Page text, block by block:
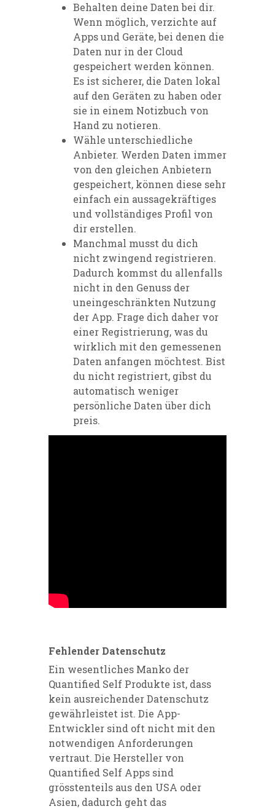
Behalten deine Daten bei dir.
Wenn möglich, verzichte auf
Apps und Geräte, bei denen die
Daten nur in der Cloud
gespeichert werden können.
Es ist sicherer, die Daten lokal
auf den Geräten zu haben oder
sie in einem Notizbuch von
Hand zu notieren.
Wähle unterschiedliche
Anbieter. Werden Daten immer
von den gleichen Anbietern
gespeichert, können diese sehr
einfach ein aussagekräftiges
und vollständiges Profil von
dir erstellen.
Manchmal musst du dich
nicht zwingend registrieren.
Dadurch kommst du allenfalls
nicht in den Genuss der
uneingeschränkten Nutzung
der App. Frage dich daher vor
einer Registrierung, was du
wirklich mit den gemessenen
Daten anfangen möchtest. Bist
du nicht registriert, gibst du
automatisch weniger
persönliche Daten über dich
preis.
Fehlender Datenschutz
Ein wesentliches Manko der
Quantified Self Produkte ist, dass
kein ausreichender Datenschutz
gewährleistet ist. Die App-
Entwickler sind oft nicht mit den
notwendigen Anforderungen
vertraut. Die Hersteller von
Quantified Self Apps sind
grösstenteils aus den USA oder
Asien, dadurch geht das